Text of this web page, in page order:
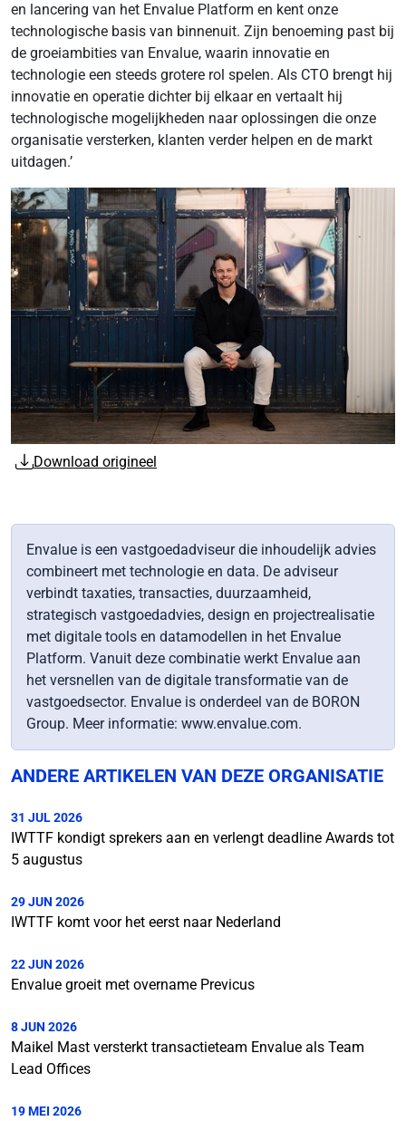
en lancering van het Envalue Platform en kent onze
technologische basis van binnenuit. Zijn benoeming past bij
de groeiambities van Envalue, waarin innovatie en
technologie een steeds grotere rol spelen. Als CTO brengt hij
innovatie en operatie dichter bij elkaar en vertaalt hij
technologische mogelijkheden naar oplossingen die onze
organisatie versterken, klanten verder helpen en de markt
uitdagen.’
Download origineel
Envalue is een vastgoedadviseur die inhoudelijk advies
combineert met technologie en data. De adviseur
verbindt taxaties, transacties, duurzaamheid,
strategisch vastgoedadvies, design en projectrealisatie
met digitale tools en datamodellen in het Envalue
Platform. Vanuit deze combinatie werkt Envalue aan
het versnellen van de digitale transformatie van de
vastgoedsector. Envalue is onderdeel van de BORON
Group. Meer informatie: www.envalue.com.
ANDERE ARTIKELEN VAN DEZE ORGANISATIE
31 JUL 2026
IWTTF kondigt sprekers aan en verlengt deadline Awards tot
5 augustus
29 JUN 2026
IWTTF komt voor het eerst naar Nederland
22 JUN 2026
Envalue groeit met overname Previcus
8 JUN 2026
Maikel Mast versterkt transactieteam Envalue als Team
Lead Offices
19 MEI 2026